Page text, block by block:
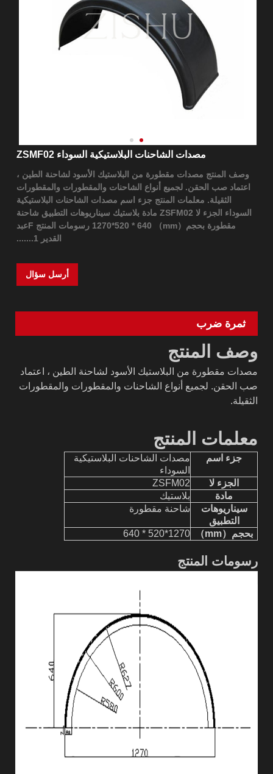
مصدات الشاحنات البلاستيكية السوداء ZSMF02
وصف المنتج مصدات مقطورة من البلاستيك الأسود لشاحنة الطين ،
اعتماد صب الحقن. لجميع أنواع الشاحنات والمقطورات والمقطورات
الثقيلة. معلمات المنتج جزء اسم مصدات الشاحنات البلاستيكية
السوداء الجزء لا ZSFM02 مادة بلاستيك سيناريوهات التطبيق شاحنة
مقطورة بحجم（mm） 1270*520 * 640 رسومات المنتج Fعبد
القدير 1.......
أرسل سؤال
ثمرة ضرب
وصف المنتج
مصدات مقطورة من البلاستيك الأسود لشاحنة الطين ، اعتماد
صب الحقن. لجميع أنواع الشاحنات والمقطورات والمقطورات
الثقيلة.
معلمات المنتج
جزء اسم
مصدات الشاحنات البلاستيكية
السوداء
الجزء لا
ZSFM02
مادة
بلاستيك
سيناريوهات
التطبيق
شاحنة مقطورة
بحجم （
mm
）
1270
*
520 * 6
40
رسومات المنتج